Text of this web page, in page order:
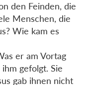
den Feinden, die
Menschen, die
Wie kam es
er am Vortag
gefolgt. Sie
gab ihnen nicht